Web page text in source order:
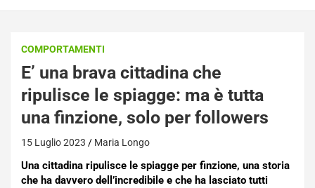
COMPORTAMENTI
E’ una brava cittadina che
ripulisce le spiagge: ma è tutta
una finzione, solo per followers
15 Luglio 2023 Maria Longo
Una cittadina ripulisce le spiagge per finzione, una storia
che ha davvero dell’incredibile e che ha lasciato tutti